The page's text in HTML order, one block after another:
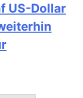
US-Dollar